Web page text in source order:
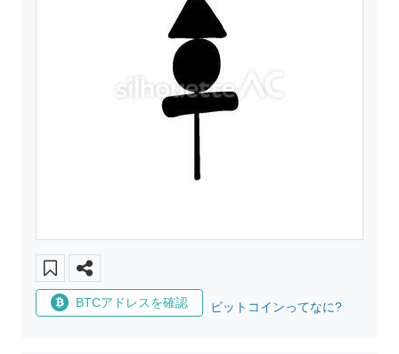
BTCアドレスを確認 ビットコインってなに?